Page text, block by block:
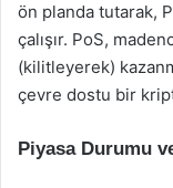
ön planda tutarak,
çalışır. PoS,
(kilitleyerek)
çevre dostu bir
Piyasa Durumu